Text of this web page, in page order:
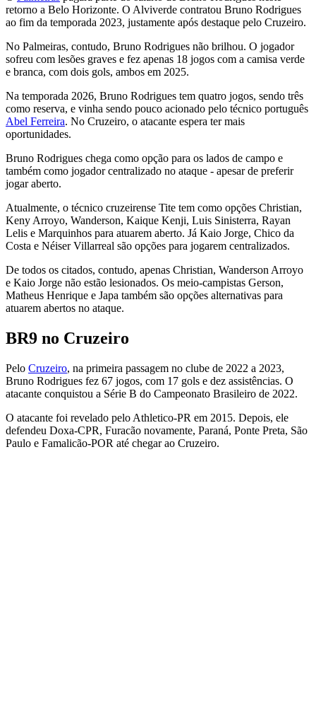
retorno a Belo Horizonte. O Alviverde contratou Bruno Rodrigues
ao fim da temporada 2023, justamente após destaque pelo Cruzeiro.
No Palmeiras, contudo, Bruno Rodrigues não brilhou. O jogador
sofreu com lesões graves e fez apenas 18 jogos com a camisa verde
e branca, com dois gols, ambos em 2025.
Na temporada 2026, Bruno Rodrigues tem quatro jogos, sendo três
como reserva, e vinha sendo pouco acionado pelo técnico português
Abel Ferreira. No Cruzeiro, o atacante espera ter mais
oportunidades.
Bruno Rodrigues chega como opção para os lados de campo e
também como jogador centralizado no ataque - apesar de preferir
jogar aberto.
Atualmente, o técnico cruzeirense Tite tem como opções Christian,
Keny Arroyo, Wanderson, Kaique Kenji, Luis Sinisterra, Rayan
Lelis e Marquinhos para atuarem aberto. Já Kaio Jorge, Chico da
Costa e Néiser Villarreal são opções para jogarem centralizados.
De todos os citados, contudo, apenas Christian, Wanderson Arroyo
e Kaio Jorge não estão lesionados. Os meio-campistas Gerson,
Matheus Henrique e Japa também são opções alternativas para
atuarem abertos no ataque.
BR9 no Cruzeiro
Pelo Cruzeiro, na primeira passagem no clube de 2022 a 2023,
Bruno Rodrigues fez 67 jogos, com 17 gols e dez assistências. O
atacante conquistou a Série B do Campeonato Brasileiro de 2022.
O atacante foi revelado pelo Athletico-PR em 2015. Depois, ele
defendeu Doxa-CPR, Furacão novamente, Paraná, Ponte Preta, São
Paulo e Famalicão-POR até chegar ao Cruzeiro.